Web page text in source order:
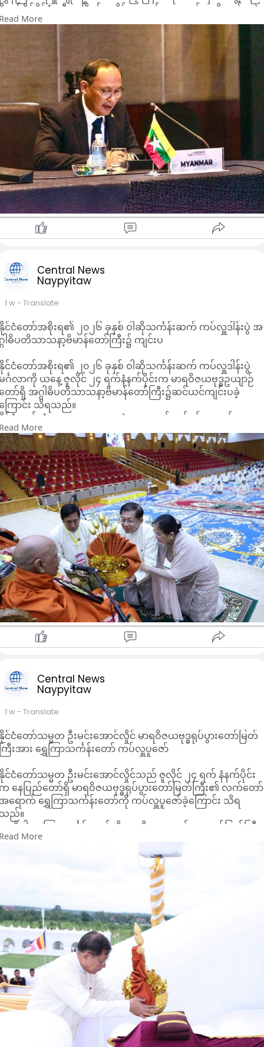
လစ်ပိုင်နိုင်ငံ မနီလာမြို့၌ ဇူလိုင် ၁၇ ရက်မှ ၂၁ ရက်အထိ ကျင်းပခဲ့
ည့် အာဆီယံအစိုးရချင်းဆိုင်ရာ လူ့အခွင့်အရေးကော်မရှင်
အထူးအစည်းအဝေး (၁/၂၀၂၆) သို့ တက်ရောက်ခဲ့သည်။
ဆိုပါအစည်းအဝေးတွင် အာဆီယံနိုင်ငံများမှ AICHR
ယ်စားလှယ်များနှင့် ခေတ္တကိုယ်စားလှယ်များ၊ လက်ထောက်များ၊
ာဆီယံအတွင်းရေးမှူးချုပ်ရုံးမှ ကိုယ်စားလှယ်များ ပါဝင်တက်
ောက်ခဲ့ပြီး လူ့အခွင့်အရေးနှင့် သဘာဝပတ်ဝန်းကျင်၊ မသန်စွမ်း
များပါဝင်မှု၊ စီးပွားရေးနှင့် လူ့အခွင့်အရေး၊ ဒစ်ဂျစ်တယ်အသွင်
ြောင်းရေး၊ ပဋိပက္ခနှင့် ငြိမ်းချမ်းရေး၊ လူကုန်ကူးမှု၊ အွန်လိုင်း
မ်လည်မှု၊ ပညာသင်ကြားခွင့်နှင့် ဆင်းရဲနွမ်းပါးမှုလျှော့ချရေး စ
ည့် ဦးစားပေးကဏ္ဍများကို ဆွေးနွေးခဲ့ကြသည်။
ြန်မာကိုယ်စားလှယ်အဖွဲ့ခေါင်းဆောင်က AICHR ၏ ရှေ့ဆက်
ပ်ငန်းစဉ်များတွင် တက်ကြွစွာပါဝင်ဆောင်ရွက်သွားမည့်
တိကဝတ်ကို ထပ်မံအတည်ပြုခဲ့ပြီး မြန်မာနိုင်ငံ၏ လက်ရှိဖြစ်ပေါ်
းတက်မှုများကို ရှင်းလင်းတင်ပြခဲ့သည်။
ပြင် အွန်လိုင်းလိမ်လည်မှု၊ မူးယစ်ဆေးဝါးတားဆီးနှိမ်နင်းရေး၊ လူ
န်ကူးမှုတိုက်ဖျက်ရေးနှင့် နယ်စပ်ဖြတ်ကျော်မှုခင်းများအပေါ် အာ
ယံနိုင်ငံများ၊ အိမ်နီးချင်းနိုင်ငံများနှင့် နိုင်ငံတကာအဖွဲ့အစည်းများ
င့် ပူးပေါင်းဆောင်ရွက်နေမှုများကိုလည်း တင်ပြခဲ့သည်။
နိုင်ငံခြားရေးဝန်ကြီးများနှင့် AICHR ကိုယ်စားလှယ်များ၏
ျက်နှာစုံညီအစည်းအဝေးသို့လည်း တက်ရောက်ခဲ့ပြီး ၂၀၂၇ ခုနှစ်
တွက် နှစ်စဉ်အစီရင်ခံစာတို့ကို ဆွေးနွေးတင်ပြခဲ့ကြသည်။
အပြင် အာဆီယံအတွင်းရေးမှူးချုပ်နှင့် AICHR တို့၏ (၁၅) ကြိမ်
ြောက် မျက်နှာစုံညီအစည်းအဝေးသို့လည်း တက်ရောက်ကာ အာဆီ
ဒေသအတွင်း လူ့အခွင့်အရေးမြှင့်တင်ရေးဆိုင်ရာ ပူးပေါင်း
ောင်ရွက်မှုများနှင့် အနာဂတ်လုပ်ငန်းစဉ်များအပေါ် အမြင်ချင်း
လှယ်ဆွေးနွေးခဲ့ကြောင်း သိရသည်။
More
Central News
Naypyitaw
1 w- Translate
င်ငံတော်အစိုးရ၏ ၂၀၂၆ ခုနှစ် ဝါဆိုသင်္ကန်းဆက် ကပ်လှူဒါန်းပွဲ အ
ဂါဓိပတိသာသနာ့ဗိမာန်တော်ကြီး၌ ကျင်းပ
င်ငံတော်အစိုးရ၏ ၂၀၂၆ ခုနှစ် ဝါဆိုသင်္ကန်းဆက် ကပ်လှူဒါန်းပွဲ
င်္ဂလာကို ယနေ့ ဇူလိုင် ၂၄ ရက်နံနက်ပိုင်းက မာရဝိဇယဗုဒ္ဓဥယျာဉ်
ော်ရှိ အဂ္ဂါဓိပတိသာသနာ့ဗိမာန်တော်ကြီး၌ဆင်ယင်ကျင်းပခဲ့
ြောင်း သိရသည်။
င်ငံတော်သံဃမဟာနာယကအဖွဲ့ဥက္ကဋ္ဌ သန်လျင်မင်းကျောင်းဆရာ
ော်ကြီး၊ မန္တလေးမြို့၊ မစိုးရိမ်တိုက်သစ် မဟာနာယက ဓမ္မသမိဒ္ဓိ
ျောင်းဆရာတော်ကြီးတို့အမှူးပြုသော ဥပ္ပါတသန္တိစေတီတော်
ေါပကအဖွဲ့၏ ဩဝါဒါစရိယဆရာတော်ကြီးများအပါအဝင်
ရာတော်ကြီး(၂၇)ပါးကြွရောက်တော်မူခဲ့ကြပြီး နိုင်ငံတော်သမ္မတ
းမင်းအောင်လှိုင်နှင့်ဇနီး ဒေါ်ကြူကြူလှ၊ တာဝန်ရှိသူများတက်
ောက်ကြည်ညိုပူဇော်ခဲ့ကြကြောင်း သိရသည်။
န်လျင်မင်းကျောင်းဆရာတော်ကြီးထံမှ နိုင်ငံတော်သမ္မတနှင့်ဇနီး
က်ရောက်လာကြသူများက ကိုးပါးသီလခံယူဆောက်တည်ပြီး
ရာတော်ကြီးများချီးမြှင့်တော်မူသည့် ပရိတ်တရားတော်များကို
ာယူကြည်ညိုခဲ့ကြကြောင်း သိရသည်။
နောက် နိုင်ငံတော်သမ္မတနှင့်ဇနီးတို့က နိုင်ငံတော်သံဃမဟာ
ာယကအဖွဲ့ ဥက္ကဋ္ဌ သန်လျင်မင်းကျောင်းဆရာတော်ကြီးထံ
ါဆိုသင်္ကန်းနှင့် လှူဖွယ်ပစ္စည်းများ၊ ဒု- သမ္မတဦးညိုစောနှင့်ဇနီးတို့
နိုင်ငံတော်သံဃမဟာ နာယကအဖွဲ့အကျိုးတော်ဆောင် မစိုးရိမ်
က်သစ် ဆရာတော်ကြီးထံ ဝါဆိုသင်္ကန်းနှင့် လှူဖွယ်ပစ္စည်းများကို
က်ကပ်လှူဒါန်းခဲ့ကြကြောင်း သိရသည်။
နောက် နိုင်ငံတော်သံဃမဟာနာယကအဖွဲ့အကျိုးတော်ဆောင် မ
းရိမ်တိုက်သစ်ဆရာတော်ကြီးထံမှ အနုမောဒနာတရားနာယူကာ
သည်။
More
Central News
Naypyitaw
1 w- Translate
င်ငံတော်သမ္မတ ဦးမင်းအောင်လှိုင် မာရဝိဇယဗုဒ္ဓရုပ်ပွားတော်မြတ်
ြီးအား ရွှေကြာသင်္ကန်းတော် ကပ်လှူပူဇော်
င်ငံတော်သမ္မတ ဦးမင်းအောင်လှိုင်သည် ဇူလိုင် ၂၄ ရက် နံနက်ပိုင်း
နေပြည်တော်ရှိ မာရဝိဇယဗုဒ္ဓရုပ်ပွားတော်မြတ်ကြီး၏ လက်တော်
ရောက် ရွှေကြာသင်္ကန်းတော်ကို ကပ်လှူပူဇော်ခဲ့ကြောင်း သိရ
ည်။
ဆိုပါ ရွှေကြာသင်္ကန်းတော်ကို မာရဝိဇယဗုဒ္ဓရုပ်ပွားတော်မြတ်ကြီး
ား ဒုတိယအကြိမ် လုံးတော်ပြည့် ရောင်တော်ဖွင့်ဆေးသင်္ကန်း
ပ်လှူပြီးစီးအောင်မြင်ခြင်း နှင့် ဗုဒ္ဓါဘိသေက အနေကဇာတင်
ောင်ပွဲ (၃) နှစ်ပြည့် အထိမ်းအမှတ် အဖြစ် ကပ်လှူပူဇော်ခဲ့ခြင်း
ေကြာသင်္ကန်းတော် ကပ်လှူပူဇော်ခြင်းမင်္ဂလာအခမ်းအနားသို့
င်ငံတော်သမ္မတ ဦးမင်းအောင်လှိုင်နှင့် ဇနီး ဒေါ်ကြူကြူလှတို့ တက်
ောက်၍ မာရဝိဇယဗုဒ္ဓရုပ်ပွားတော်မြတ်ကြီးအား ဖူးမြော်ကြည်ညို
ာ ရွှေကြာသင်္ကန်းတော်ကို ကပ်လှူပူဇော်ခဲ့ကြောင်း သိရသည်။
More